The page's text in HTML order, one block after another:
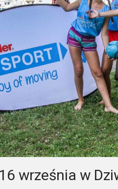
września w